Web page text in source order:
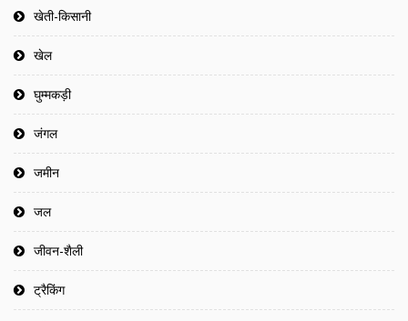
खेती-किसानी
खेल
घुम्मकड़ी
जंगल
जमीन
जल
जीवन-शैली
ट्रैकिंग